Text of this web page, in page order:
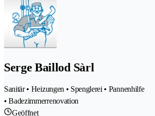
Serge Baillod Sàrl
Sanitär • Heizungen • Spenglerei • Pannenhilfe
• Badezimmerrenovation
Geöffnet